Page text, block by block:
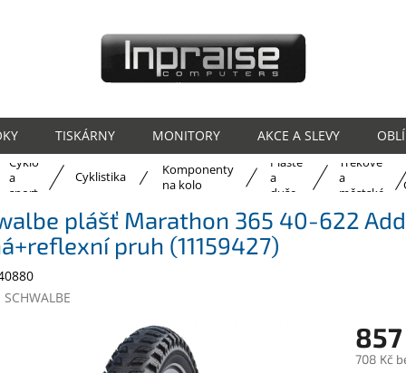
TISKÁRNY MONITORY AKCE A SLEVY
Cyklo
a
sport
Cyklistika
Komponenty
na kolo
Pláště
a
duše
Trekové
a
městské
plášť Marathon 365 40-622
pruh (11159427)
SCHWALBE
708 Kč